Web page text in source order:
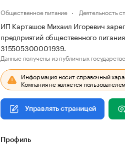
Общественное питание Деятельность
ИП Карташов Михаил Игоревич
предприятий общественного
315505300001939.
Данные получены из публичных
Информация носит справочный
Компания не является
Управлять страницей
Профиль